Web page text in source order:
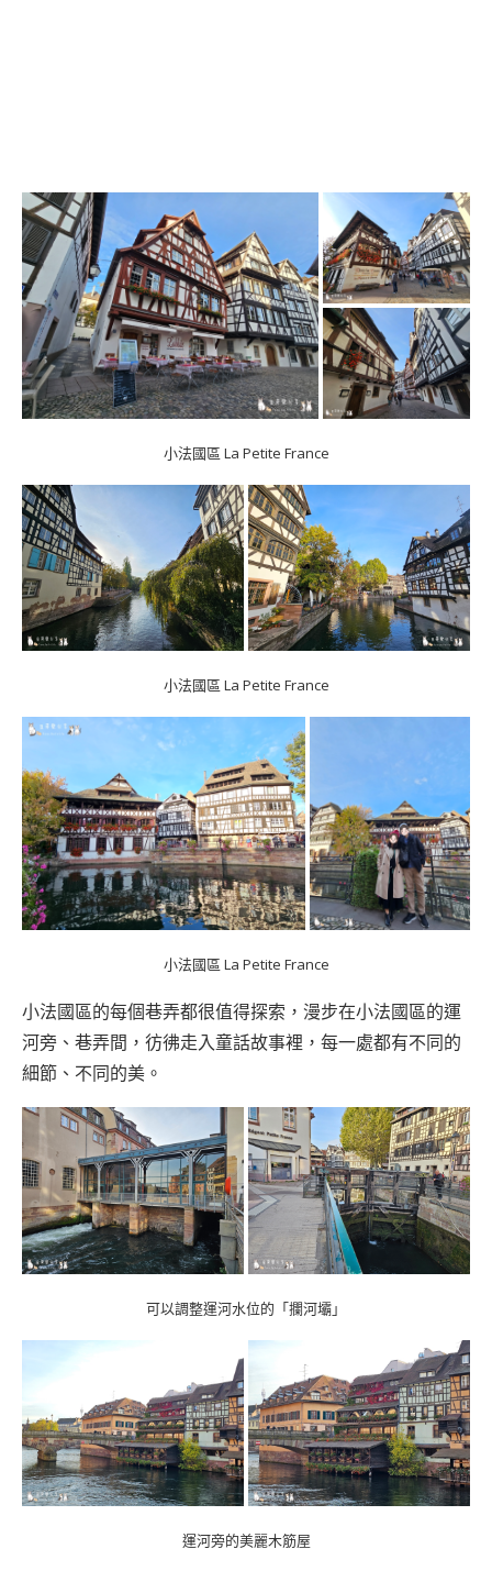
小法國區 La Petite France
小法國區 La Petite France
小法國區 La Petite France
小法國區的每個巷弄都很值得探索，漫步在小法國區的運
河旁、巷弄間，彷彿走入童話故事裡，每一處都有不同的
細節、不同的美。
可以調整運河水位的「攔河壩」
運河旁的美麗木筋屋